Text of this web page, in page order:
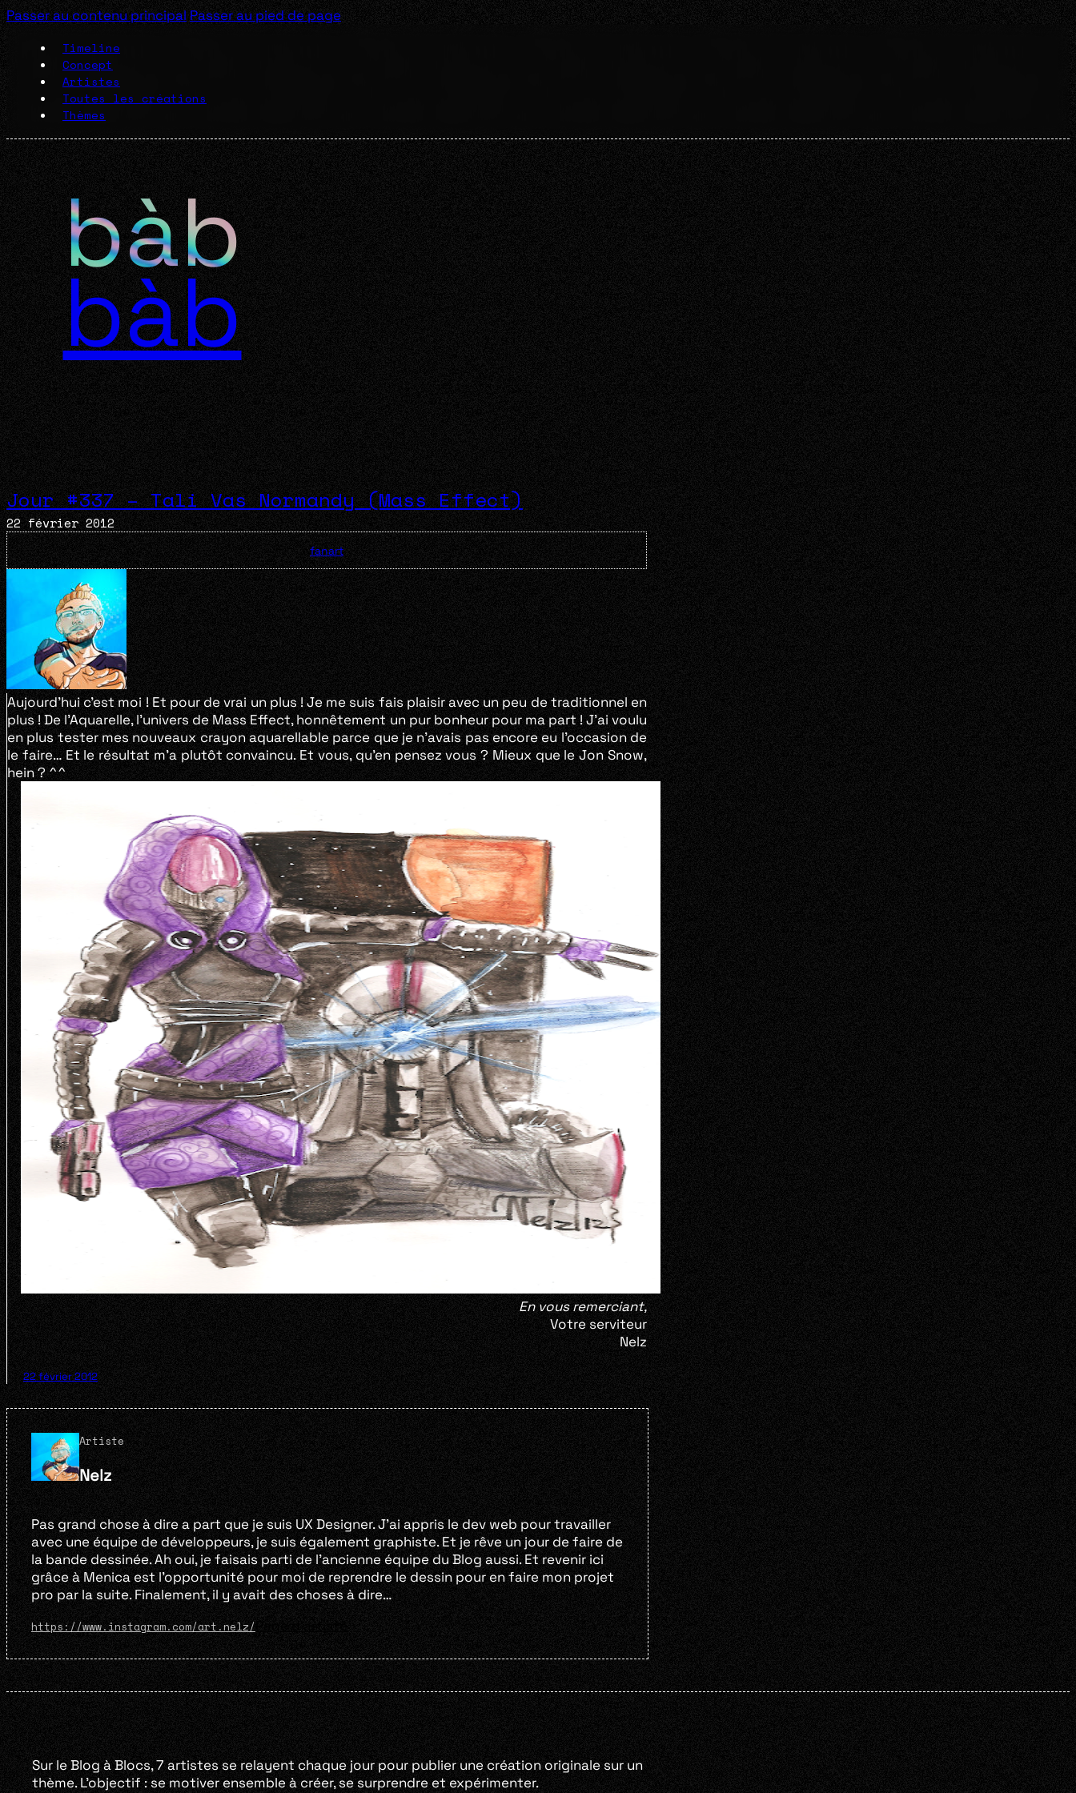
Passer au contenu principal Passer au pied de page
Timeline
Concept
Artistes
Toutes les créations
Thèmes
bàb
Jour #337 – Tali Vas Normandy (Mass Effect)
22 février 2012
fanart
Aujourd’hui c’est moi ! Et pour de vrai un plus ! Je me suis fais plaisir avec un peu de traditionnel en
plus ! De l’Aquarelle, l’univers de Mass Effect, honnêtement un pur bonheur pour ma part ! J’ai voulu
en plus tester mes nouveaux crayon aquarellable parce que je n’avais pas encore eu l’occasion de
le faire… Et le résultat m’a plutôt convaincu. Et vous, qu’en pensez vous ? Mieux que le Jon Snow,
hein ? ^^
En vous remerciant,
Votre serviteur
Nelz
22 février 2012
Artiste
Nelz
Pas grand chose à dire a part que je suis UX Designer. J’ai appris le dev web pour travailler
avec une équipe de développeurs, je suis également graphiste. Et je rêve un jour de faire de
la bande dessinée. Ah oui, je faisais parti de l’ancienne équipe du Blog aussi. Et revenir ici
grâce à Menica est l’opportunité pour moi de reprendre le dessin pour en faire mon projet
pro par la suite. Finalement, il y avait des choses à dire…
https://www.instagram.com/art.nelz/
Sur le Blog à Blocs, 7 artistes se relayent chaque jour pour publier une création originale sur un
thème. L’objectif : se motiver ensemble à créer, se surprendre et expérimenter.